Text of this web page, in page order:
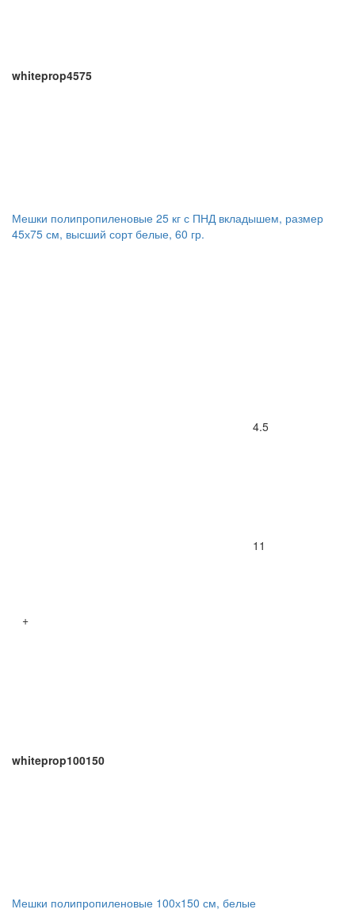
whiteprop4575
Мешки полипропиленовые 25 кг с ПНД вкладышем, размер
45х75 см, высший сорт белые, 60 гр.
4.5
11
+
whiteprop100150
Мешки полипропиленовые 100х150 см, белые